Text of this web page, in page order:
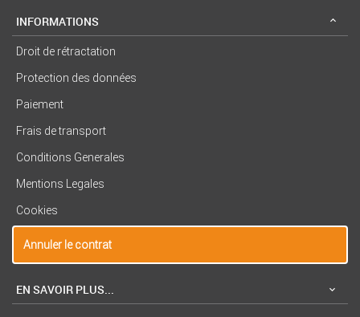
INFORMATIONS
Droit de rétractation
Protection des données
Paiement
Frais de transport
Conditions Generales
Mentions Legales
Cookies
Annuler le contrat
EN SAVOIR PLUS...